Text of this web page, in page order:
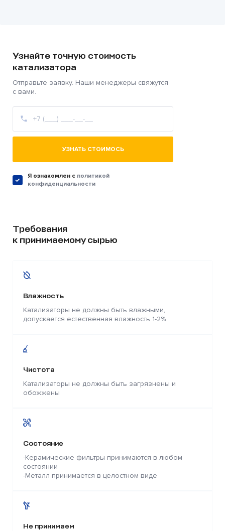
Узнайте точную стоимость
катализатора
Отправьте заявку. Наши менеджеры свяжутся
с вами.
УЗНАТЬ СТОИМОСЬ
Я ознакомлен c политикой
конфиденциальности
Требования
к принимаемому сырью
Влажность
Катализаторы не должны быть влажными,
допускается естественная влажность 1-2%
Чистота
Катализаторы не должны быть загрязнены и
обожжены
Состояние
-Керамические фильтры принимаются в любом
состоянии
-Металл принимается в целостном виде
Не принимаем